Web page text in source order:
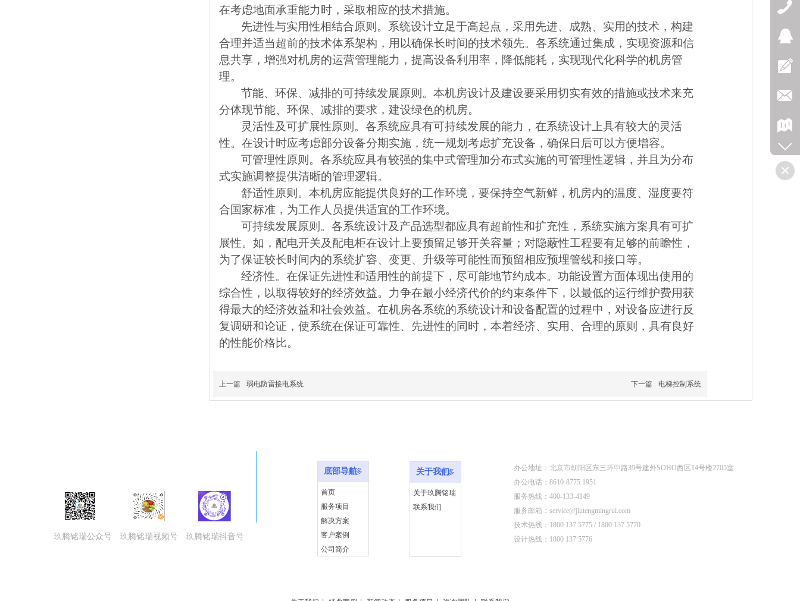
在考虑地面承重能力时，采取相应的技术措施。
先进性与实用性相结合原则。系统设计立足于高起点，采用先进、成熟、实用的技术，构建
合理并适当超前的技术体系架构，用以确保长时间的技术领先。各系统通过集成，实现资源和信
息共享，增强对机房的运营管理能力，提高设备利用率，降低能耗，实现现代化科学的机房管
理。
节能、环保、减排的可持续发展原则。本机房设计及建设要采用切实有效的措施或技术来充
分体现节能、环保、减排的要求，建设绿色的机房。
灵活性及可扩展性原则。各系统应具有可持续发展的能力，在系统设计上具有较大的灵活
性。在设计时应考虑部分设备分期实施，统一规划考虑扩充设备，确保日后可以方便增容。
可管理性原则。各系统应具有较强的集中式管理加分布式实施的可管理性逻辑，并且为分布
式实施调整提供清晰的管理逻辑。
舒适性原则。本机房应能提供良好的工作环境，要保持空气新鲜，机房内的温度、湿度要符
合国家标准，为工作人员提供适宜的工作环境。
可持续发展原则。各系统设计及产品选型都应具有超前性和扩充性，系统实施方案具有可扩
展性。如，配电开关及配电柜在设计上要预留足够开关容量；对隐蔽性工程要有足够的前瞻性，
为了保证较长时间内的系统扩容、变更、升级等可能性而预留相应预埋管线和接口等。
经济性。在保证先进性和适用性的前提下，尽可能地节约成本。功能设置方面体现出使用的
综合性，以取得较好的经济效益。力争在最小经济代价的约束条件下，以最低的运行维护费用获
得最大的经济效益和社会效益。在机房各系统的系统设计和设备配置的过程中，对设备应进行反
复调研和论证，使系统在保证可靠性、先进性的同时，本着经济、实用、合理的原则，具有良好
的性能价格比。
上一篇 弱电防雷接电系统 下一篇 电梯控制系统
底部导航
更多
首页
服务项目
解决方案
客户案例
公司简介
关于我们
更多
关于玖腾铭瑞
联系我们
玖腾铭瑞公众号
办公地址：北京市朝阳区东三环中路39号建外SOHO西区14号楼2705室
办公电话：8610-8775 1951
服务热线：400-133-4149
服务邮箱：service@jiutengmingrui.com
技术热线：1800 137 5775 / 1800 137 5770
设计热线：1800 137 5776
玖腾铭瑞视频号 玖腾铭瑞抖音号